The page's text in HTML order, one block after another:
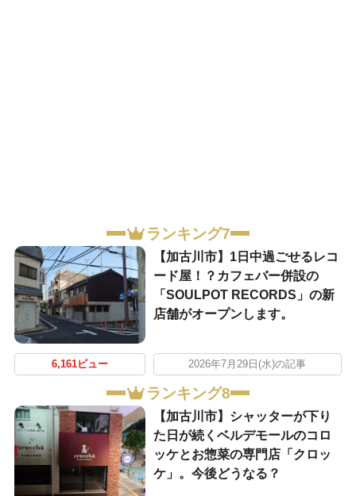
ランキング7
【加古川市】1日中過ごせるレコ
ード屋！？カフェバー併設の
「SOULPOT RECORDS」の新
店舗がオープンします。
6,161ビュー 2026年7月29日(水)の記事
ランキング8
【加古川市】シャッターが下り
た日が続くベルデモールのコロ
ッケとお惣菜の専門店「クロッ
ケ」。今後どうなる？